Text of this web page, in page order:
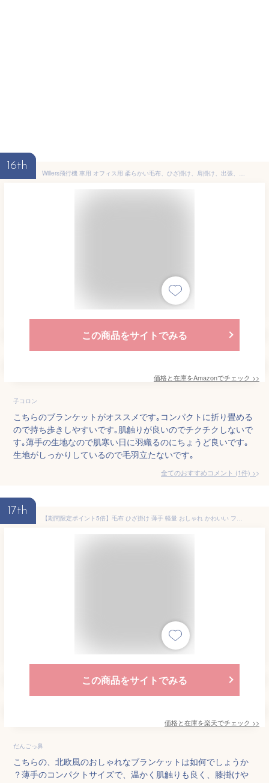
16th
Willers飛行機 車用 オフィス用 柔らかい毛布、ひざ掛け、肩掛け、出張、旅行、キャンプ ブランケット 夏、持ち運びや収納に便利なBlanket、くるんと収納 コンパクト 携帯 クッションになる 枕 2way 暖かいトラベルブランケット90*120cm(グレー)
この商品をサイトでみる
価格と在庫をAmazonでチェック >>
子コロン
こちらのブランケットがオススメです｡コンパクトに折り畳める
ので持ち歩きしやすいです｡肌触りが良いのでチクチクしないで
す｡薄手の生地なので肌寒い日に羽織るのにちょうど良いです｡
生地がしっかりしているので毛羽立たないです｡
全てのおすすめコメント (1件) >
17th
【期間限定ポイント5倍】毛布 ひざ掛け 薄手 軽量 おしゃれ かわいい フランネル 暖かい マイクロファイバー 軽い コンパクト ピンク ブランケット あったか 秋 冬 北欧 洗える ベビーカー 車いす シングル もこもこ ふわふわ 140×200cm 70×100cm
この商品をサイトでみる
価格と在庫を楽天でチェック >>
だんごっ鼻
こちらの、北欧風のおしゃれなブランケットは如何でしょうか
？薄手のコンパクトサイズで、温かく肌触りも良く、膝掛けや